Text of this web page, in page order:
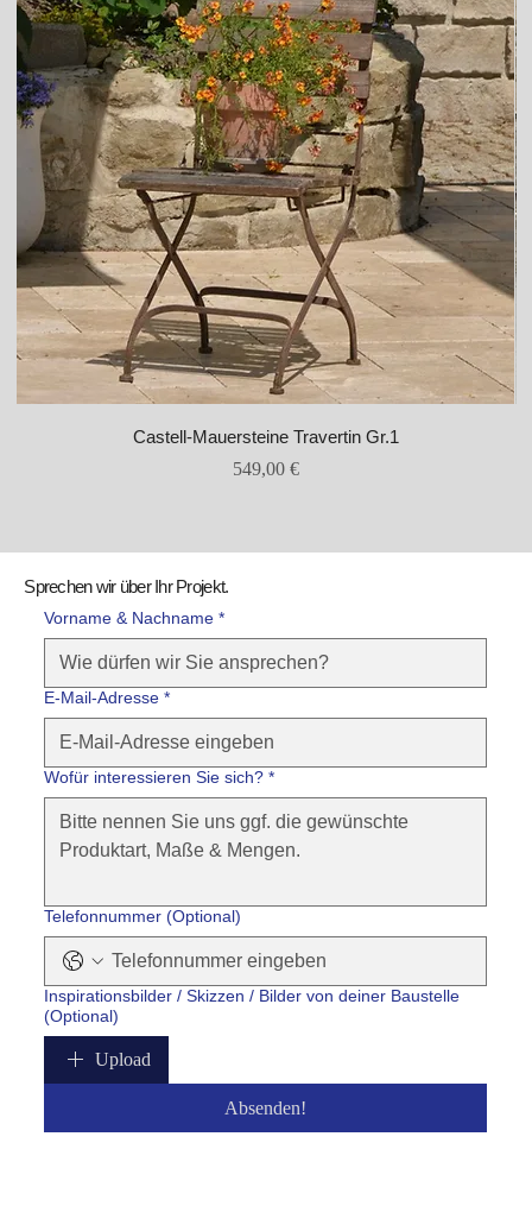
Castell-Mauersteine Travertin Gr.1
Preis
549,00 €
Vorname & Nachname *
E-Mail-Adresse *
Wofür interessieren Sie sich? *
Telefonnummer (Optional)
Inspirationsbilder / Skizzen / Bilder von deiner Baustelle
(Optional)
Upload
Absenden!
Sprechen wir über Ihr Projekt.